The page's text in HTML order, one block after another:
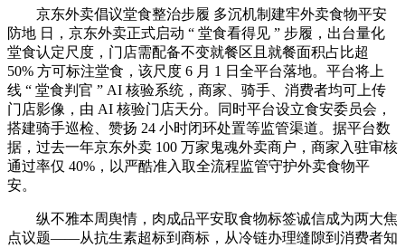
京东外卖倡议堂食整治步履 多沉机制建牢外卖食物平安
防地 日，京东外卖正式启动 “ 堂食看得见 ” 步履，出台量化
堂食认定尺度，门店需配备不变就餐区且就餐面积占比超
50% 方可标注堂食，该尺度 6 月 1 日全平台落地。平台将上
线 “ 堂食判官 ” AI 核验系统，商家、骑手、消费者均可上传
门店影像，由 AI 核验门店天分。同时平台设立食安委员会，
搭建骑手巡检、赞扬 24 小时闭环处置等监管渠道。据平台数
据，过去一年京东外卖 100 万家鬼魂外卖商户，商家入驻审核
通过率仅 40%，以严酷准入取全流程监管守护外卖食物平
安。
纵不雅本周舆情，肉成品平安取食物标签诚信成为两大焦
点议题——从抗生素超标到商标，从冷链办理缝隙到消费者知